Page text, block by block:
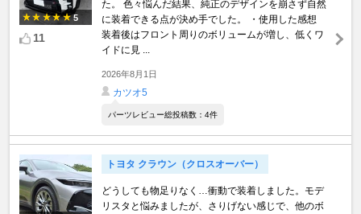
5
11
た。 色々悩んだ結果、純正のデザインを崩さず自然
に装着できる点が決め手でした。 ・使用した感想
装着後はフロント周りのボリュームが増し、低くワ
イドに見 ...
2026年8月1日
カツオ5
パーツレビュー総投稿数：4件
トヨタ クラウン（クロスオーバー）
どうしても物足りなく…衝動で装着しました。モデ
リスタと悩みましたが、さりげない感じで、他のボ